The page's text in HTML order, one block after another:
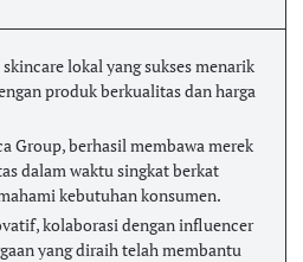
lokal yang sukses menarik
produk berkualitas dan harga
Group, berhasil membawa merek
dalam waktu singkat berkat
kebutuhan konsumen.
kolaborasi dengan influencer
yang diraih telah membantu